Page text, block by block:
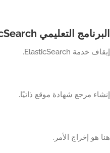
البرنامج التعليمي ElasticSearch - تمكين تشفير TLS والاتصال HTTPS
إيقاف خدمة ElasticSearch.
إنشاء مرجع شهادة موقع ذاتيًا.
هنا هو إخراج الأمر.